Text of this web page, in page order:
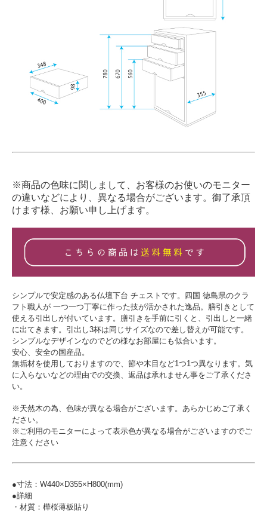
※商品の色味に関しまして、お客様のお使いのモニター
の違いなどにより、異なる場合がございます。御了承頂
けます様、お願い申し上げます。
シンプルで安定感のある仏壇下台 チェストです。四国 徳島県のクラ
フト職人が 一つ一つ丁寧に作った技が活かされた逸品。膳引きとして
使える引出しが付いています。膳引きを手前に引くと、引出しと一緒
に出てきます。引出し3杯は同じサイズなので差し替えが可能です。
シンプルなデザインなのでどの様なお部屋にも似合います。
安心、安全の国産品。
無垢材を使用しておりますので、節や木目など1つ1つ異なります。気
に入らないなどの理由での交換、返品は承れません事をご了承くださ
い。
※天然木の為、色味が異なる場合がございます。あらかじめご了承く
ださい。
※ご利用のモニターによって表示色が異なる場合がございますのでご
注意ください
●寸法：W440×D355×H800(mm)
●詳細
・材質：樺桜薄板貼り